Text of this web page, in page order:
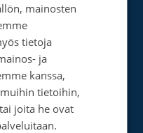
SWEDISH
mainosten
tietoja
ja
kanssa,
tietoihin,
joita he ovat